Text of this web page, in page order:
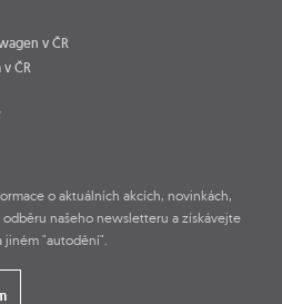
v ČR
ČR
o aktuálních akcích, novinkách,
našeho newsletteru a získávejte
jiném "autodění".